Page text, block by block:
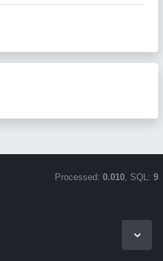
Processed: 0.010, SQL: 9